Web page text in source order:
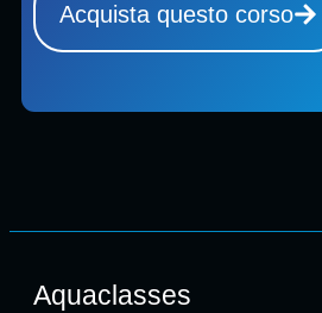
Acquista questo corso
Aquaclasses